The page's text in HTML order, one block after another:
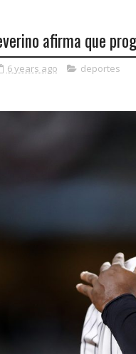
afirma que
6 years ago deportes